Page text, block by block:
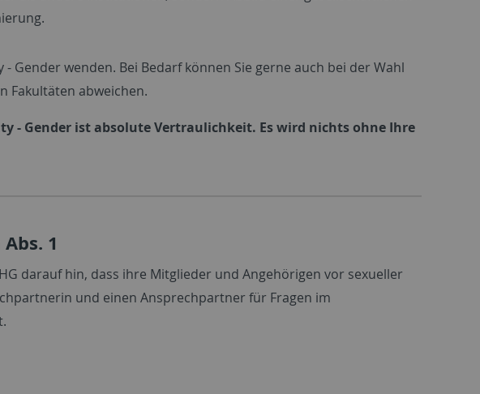
Gender wenden. Bei Bedarf können Sie gerne auch bei der Wahl
Fakultäten abweichen.
- Gender ist absolute Vertraulichkeit. Es wird nichts ohne Ihre
1
darauf hin, dass ihre Mitglieder und Angehörigen vor sexueller
und einen Ansprechpartner für Fragen im